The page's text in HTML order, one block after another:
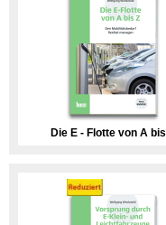
Die E - Flotte von A